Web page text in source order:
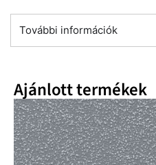
További információk
Ajánlott termékek